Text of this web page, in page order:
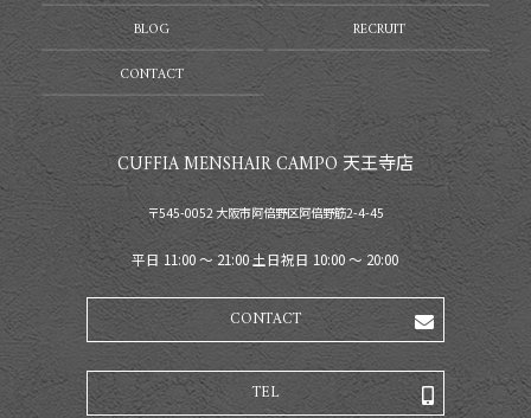
BLOG
RECRUIT
CONTACT
CUFFIA MENSHAIR CAMPO 天王寺店
〒545-0052 大阪市阿倍野区阿倍野筋2-4-45
平日 11:00 〜 21:00 土日祝日 10:00 〜 20:00
CONTACT
TEL